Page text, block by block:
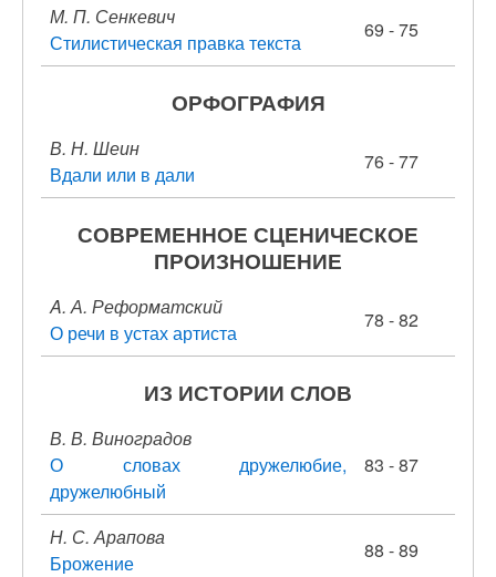
М. П. Сенкевич
Стилистическая правка текста
69 - 75
ОРФОГРАФИЯ
В. Н. Шеин
Вдали или в дали
76 - 77
СОВРЕМЕННОЕ СЦЕНИЧЕСКОЕ
ПРОИЗНОШЕНИЕ
A. А. Реформатский
О речи в устах артиста
78 - 82
ИЗ ИСТОРИИ СЛОВ
В. В. Виноградов
О словах дружелюбие,
дружелюбный
83 - 87
Н. С. Арапова
Брожение
88 - 89